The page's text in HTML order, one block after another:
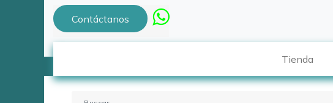
Contáctanos
Tienda